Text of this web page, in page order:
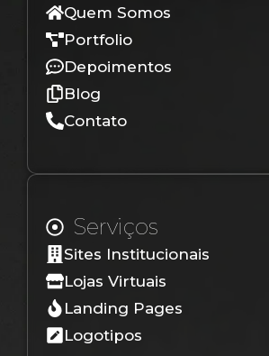
Quem Somos
Portfolio
Depoimentos
Blog
Contato
Serviços
Sites Institucionais
Lojas Virtuais
Landing Pages
Logotipos